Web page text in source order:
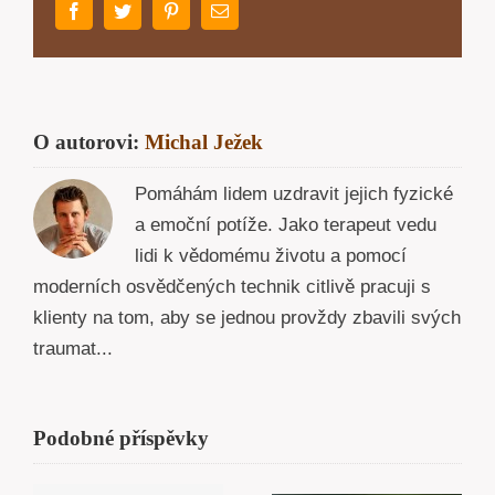
FacebookTwitter PinterestE-
mail
O autorovi: Michal Ježek
Pomáhám lidem uzdravit jejich fyzické
a emoční potíže. Jako terapeut vedu
lidi k vědomému životu a pomocí
moderních osvědčených technik citlivě pracuji s
klienty na tom, aby se jednou provždy zbavili svých
traumat...
Podobné příspěvky